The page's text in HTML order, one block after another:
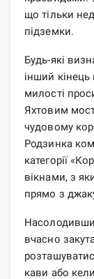
що тільки
підземки.
Будь-які
інший
милості
Яхтовим
чудовому
Родзинка
категорії
вікнами, з
прямо з
вчасно
кави або